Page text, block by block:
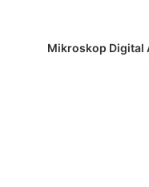
Mikroskop Digital